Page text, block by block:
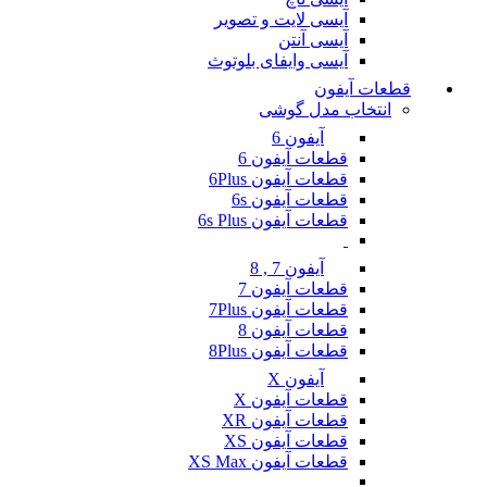
آیسی لایت و تصویر
آیسی آنتن
آیسی وایفای بلوتوث
قطعات آیفون
انتخاب مدل گوشی
آیفون 6
قطعات آیفون 6
قطعات آیفون 6Plus
قطعات آیفون 6s
قطعات آیفون 6s Plus
آیفون 7 , 8
قطعات آیفون 7
قطعات آیفون 7Plus
قطعات آیفون 8
قطعات آیفون 8Plus
آیفون X
قطعات آیفون X
قطعات آیفون XR
قطعات آیفون XS
قطعات آیفون XS Max